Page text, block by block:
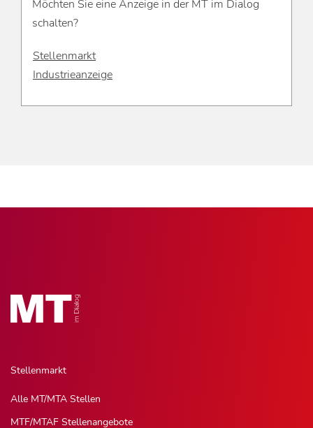
Möchten Sie eine Anzeige in der MT im Dialog
schalten?
Stellenmarkt
Industrieanzeige
Stellenmarkt
Alle MT/MTA Stellen
MTF/MTAF Stellenangebote